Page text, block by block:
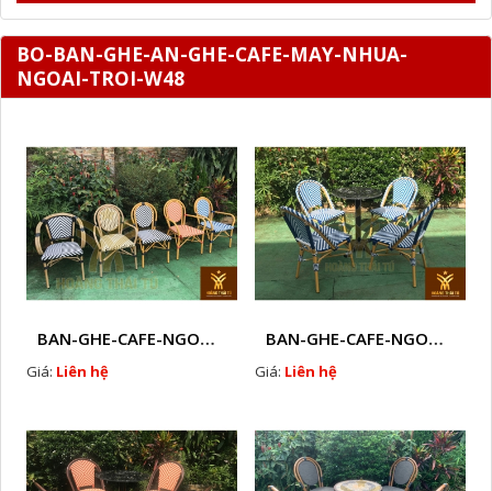
BO-BAN-GHE-AN-GHE-CAFE-MAY-NHUA-
NGOAI-TROI-W48
BAN-GHE-CAFE-NGOAI-TROI-J3
Giá: Liên hệ
BAN-GHE-CAFE-NGOAI-TROI-J1
Giá: Liên hệ